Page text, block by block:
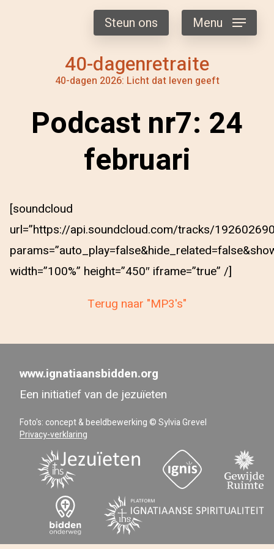
40-dagenretraite
40-dagen 2026: Licht dat leven geeft
Steun ons Menu
Podcast nr7: 24
februari
[soundcloud
url=”https://api.soundcloud.com/tracks/
width=”100%” height=”450″ iframe=”true” /]
Terug naar "MP3's"
www.ignatiaansbidden.org
Een initiatief van de jezuïeten
Foto's: concept & beeldbewerking © Sylvia Grevel
Privacy-verklaring